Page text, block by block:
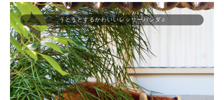
うとうとするかわいいレッサーパンダ♫